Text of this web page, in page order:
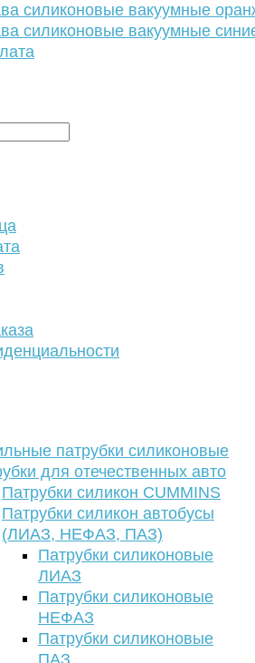
силиконовые вакуумные
силиконовые вакуумные
патрубки силиконовые
для отечественных авто
Патрубки силикон CUMMINS
Патрубки силикон автобусы
(ЛИАЗ, НЕФАЗ, ПАЗ)
Патрубки силиконовые
ЛИАЗ
Патрубки силиконовые
НЕФАЗ
Патрубки силиконовые
ПАЗ